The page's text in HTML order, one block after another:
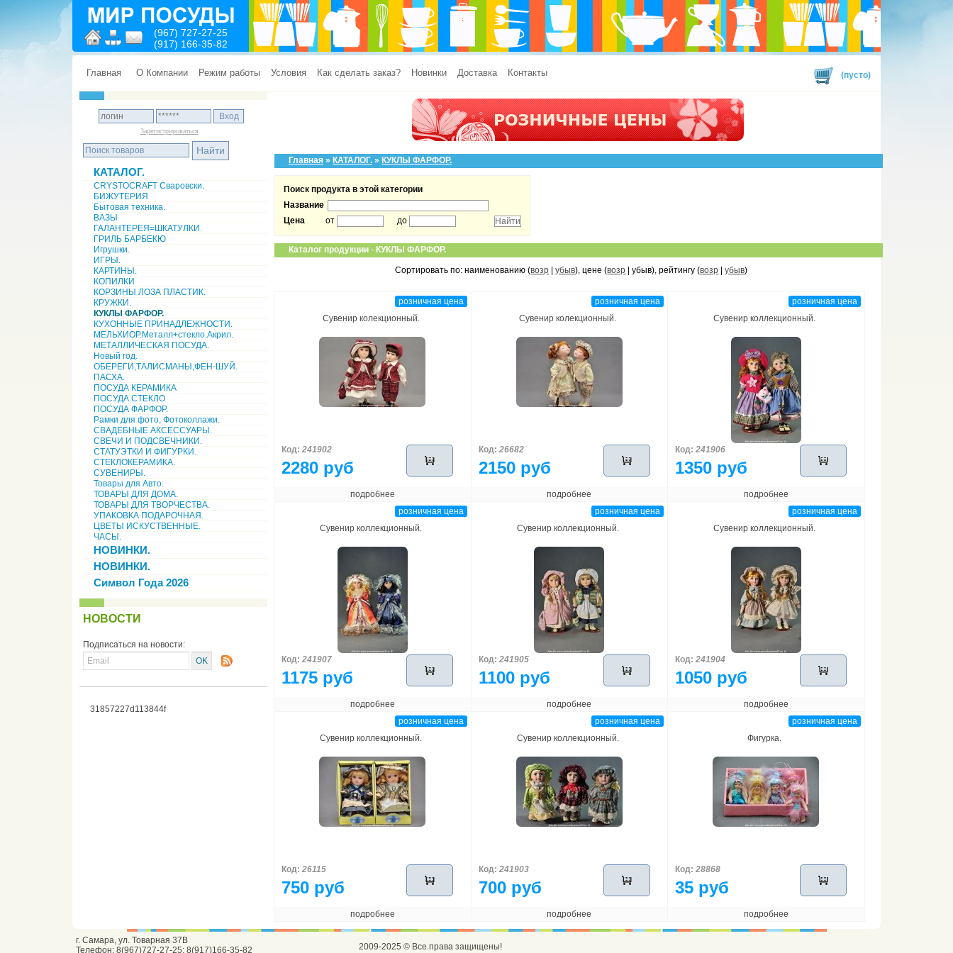
(967) 727-27-25
(917) 166-35-82
Главная О Компании Режим работы Условия Как сделать заказ? Новинки Доставка Контакты (пусто)
Зарегистрироваться
КАТАЛОГ.
CRYSTOCRAFT Сваровски.
БИЖУТЕРИЯ
Бытовая техника.
ВАЗЫ
ГАЛАНТЕРЕЯ=ШКАТУЛКИ.
ГРИЛЬ БАРБЕКЮ
Игрушки.
ИГРЫ.
КАРТИНЫ.
КОПИЛКИ
КОРЗИНЫ ЛОЗА ПЛАСТИК.
КРУЖКИ.
КУКЛЫ ФАРФОР.
КУХОННЫЕ ПРИНАДЛЕЖНОСТИ.
МЕЛЬХИОР.Металл+стекло.Акрил.
МЕТАЛЛИЧЕСКАЯ ПОСУДА.
Новый год.
ОБЕРЕГИ,ТАЛИСМАНЫ,ФЕН-ШУЙ.
ПАСХА.
ПОСУДА КЕРАМИКА
ПОСУДА СТЕКЛО
ПОСУДА ФАРФОР.
Рамки для фото, Фотоколлажи.
СВАДЕБНЫЕ АКСЕССУАРЫ.
СВЕЧИ И ПОДСВЕЧНИКИ.
СТАТУЭТКИ И ФИГУРКИ.
СТЕКЛОКЕРАМИКА.
СУВЕНИРЫ.
Товары для Авто.
ТОВАРЫ ДЛЯ ДОМА.
ТОВАРЫ ДЛЯ ТВОРЧЕСТВА.
УПАКОВКА ПОДАРОЧНАЯ.
ЦВЕТЫ ИСКУСТВЕННЫЕ.
ЧАСЫ.
НОВИНКИ.
НОВИНКИ.
Символ Года 2026
НОВОСТИ
Подписаться на новости:
31857227d113844f
Главная » КАТАЛОГ. » КУКЛЫ ФАРФОР.
Поиск продукта в этой категории
Название
Цена
от до
Каталог продукции - КУКЛЫ ФАРФОР.
Сортировать по: наименованию (возр |убыв), цене (возр | убыв), рейтингу (возр |убыв)
розничная цена
Сувенир колекционный.
Код: 241902
2280 руб
подробнее
розничная цена
Сувенир колекционный.
Код: 26682
2150 руб
подробнее
розничная цена
Сувенир коллекционный.
Код: 241906
1350 руб
подробнее
розничная цена
Сувенир коллекционный.
Код: 241907
1175 руб
подробнее
розничная цена
Сувенир коллекционный.
Код: 241905
1100 руб
подробнее
розничная цена
Сувенир коллекционный.
Код: 241904
1050 руб
подробнее
розничная цена
Сувенир коллекционный.
Код: 26115
750 руб
подробнее
розничная цена
Сувенир коллекционный.
Код: 241903
700 руб
подробнее
розничная цена
Фигурка.
Код: 28868
35 руб
подробнее
г. Самара, ул. Товарная 37В
Телефон: 8(967)727-27-25; 8(917)166-35-82
2009-2025 © Все права защищены!